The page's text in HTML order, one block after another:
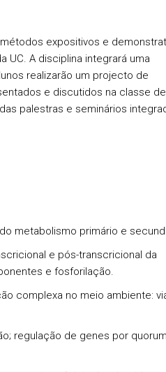
expositivos e
UC. A disciplina integrará uma
realizarão um projecto de
e discutidos na classe de
palestras e seminários
metabolismo primário e
e pós-transcricional da
e fosforilação.
complexa no meio ambiente:
regulação de genes por quorum